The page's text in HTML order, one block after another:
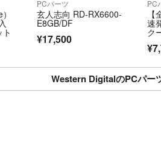
PCパーツ
玄人志向 RD-RX6600-
E8GB/DF
¥17,500
PC
速
ク
品
Western DigitalのPCパー